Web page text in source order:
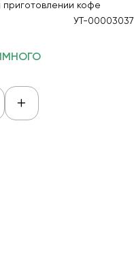
кофе
УТ-00003037
МНОГО